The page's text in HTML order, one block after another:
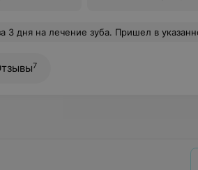
время и место, а мне говорят, я вам звонила и вы переписались на другое число. Естественно, мне никто не звонил и я никуда не переписывался. В
7